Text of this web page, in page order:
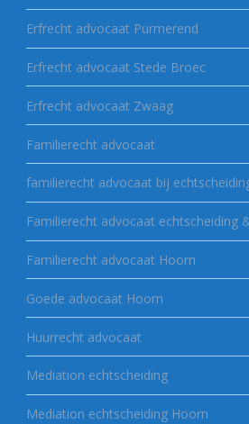
Erfrecht advocaat Purmerend
Erfrecht advocaat Stede Broec
Erfrecht advocaat Zwaag
Familierecht advocaat
familierecht advocaat bij
Familierecht advocaat echtscheiding
Familierecht advocaat Hoorn
Goede advocaat Hoorn
Huurrecht advocaat
Mediation echtscheiding
Mediation echtscheiding Hoorn